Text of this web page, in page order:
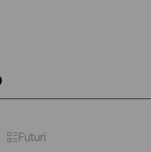
Futuri